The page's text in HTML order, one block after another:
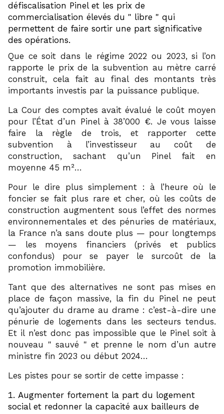
défiscalisation Pinel et les prix de
commercialisation élevés du
libre
qui
permettent de faire sortir une part significative
des opérations.
Que ce soit dans le régime 2022 ou 2023, si l’on
rapporte le prix de la subvention au mètre carré
construit, cela fait au final des montants très
importants investis par la puissance publique.
La Cour des comptes avait évalué le coût moyen
pour l’État d’un Pinel à 38’000 €. Je vous laisse
faire la règle de trois, et rapporter cette
subvention à l’investisseur au coût de
construction, sachant qu’un Pinel fait en
moyenne 45 m²…
Pour le dire plus simplement : à l’heure où le
foncier se fait plus rare et cher, où les coûts de
construction augmentent sous l’effet des normes
environnementales et des pénuries de matériaux,
la France n’a sans doute plus — pour longtemps
— les moyens financiers (privés et publics
confondus) pour se payer le surcoût de la
promotion immobilière.
Tant que des alternatives ne sont pas mises en
place de façon massive, la fin du Pinel ne peut
qu’ajouter du drame au drame : c’est-à-dire une
pénurie de logements dans les secteurs tendus.
Et il n’est donc pas impossible que le Pinel soit à
nouveau
sauvé
et prenne le nom d’un autre
ministre fin 2023 ou début 2024…
Les pistes pour se sortir de cette impasse :
Augmenter fortement la part du logement
social et redonner la capacité aux bailleurs de